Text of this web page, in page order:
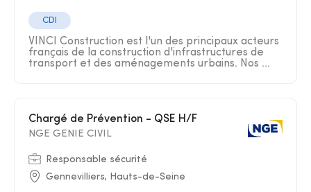
CDI
VINCI Construction est l'un des principaux acteurs
français de la construction d'infrastructures de
transport et des aménagements urbains. Nos ...
Chargé de Prévention - QSE H/F
NGE GENIE CIVIL
Responsable sécurité
Gennevilliers, Hauts-de-Seine